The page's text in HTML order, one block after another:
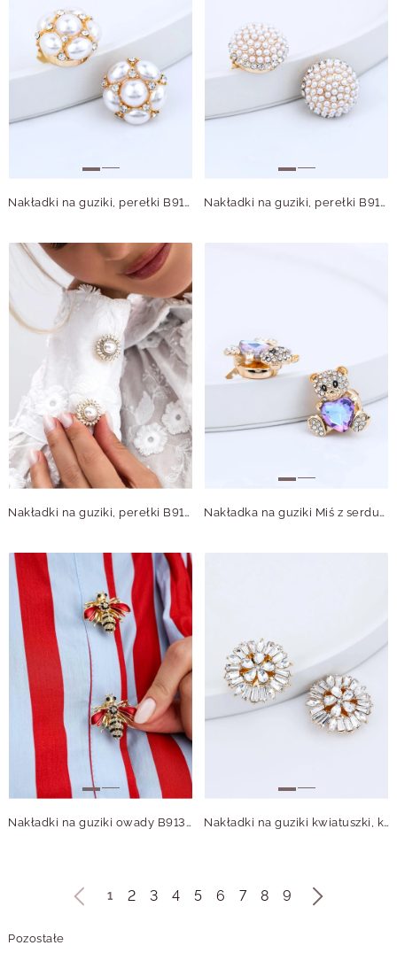
Nakładki na guziki, perełki B913826Z00 Nakładki na guziki, perełki B913825Z00
Nakładki na guziki, perełki B913913Z00 Nakładka na guziki Miś z serduszkiem B913896Z00
Nakładki na guziki owady B913859Z00 Nakładki na guziki kwiatuszki, kryształki B913902Z00
1 2 3 4 5 6 7 8 9
Pozostałe